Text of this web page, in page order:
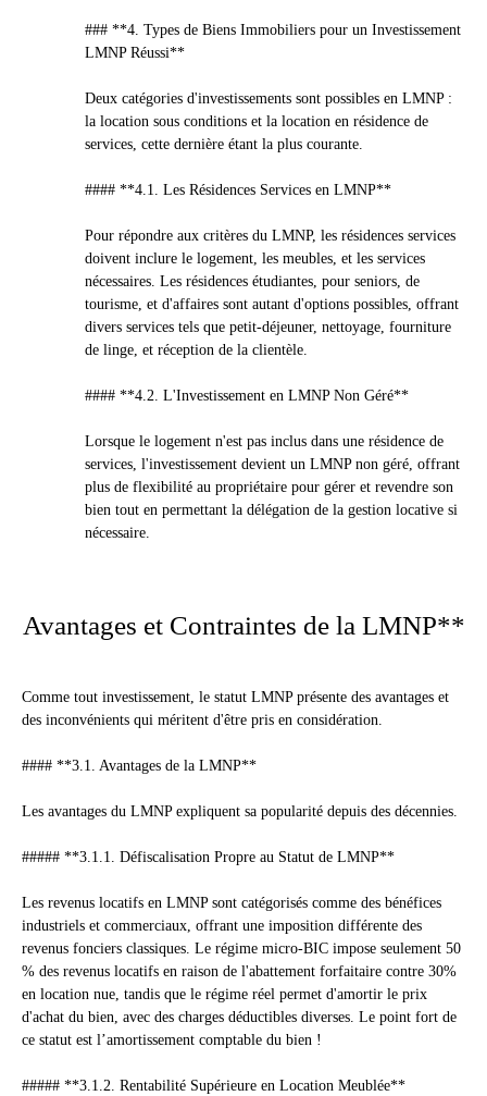
### **4. Types de Biens Immobiliers pour un Investissement
LMNP Réussi**
Deux catégories d'investissements sont possibles en LMNP :
la location sous conditions et la location en résidence de
services, cette dernière étant la plus courante.
#### **4.1. Les Résidences Services en LMNP**
Pour répondre aux critères du LMNP, les résidences services
doivent inclure le logement, les meubles, et les services
nécessaires. Les résidences étudiantes, pour seniors, de
tourisme, et d'affaires sont autant d'options possibles, offrant
divers services tels que petit-déjeuner, nettoyage, fourniture
de linge, et réception de la clientèle.
#### **4.2. L'Investissement en LMNP Non Géré**
Lorsque le logement n'est pas inclus dans une résidence de
services, l'investissement devient un LMNP non géré, offrant
plus de flexibilité au propriétaire pour gérer et revendre son
bien tout en permettant la délégation de la gestion locative si
nécessaire.
Avantages et Contraintes de la LMNP**
Comme tout investissement, le statut LMNP présente des avantages et
des inconvénients qui méritent d'être pris en considération.
#### **3.1. Avantages de la LMNP**
Les avantages du LMNP expliquent sa popularité depuis des décennies.
##### **3.1.1. Défiscalisation Propre au Statut de LMNP**
Les revenus locatifs en LMNP sont catégorisés comme des bénéfices
industriels et commerciaux, offrant une imposition différente des
revenus fonciers classiques. Le régime micro-BIC impose seulement 50
% des revenus locatifs en raison de l'abattement forfaitaire contre 30%
en location nue, tandis que le régime réel permet d'amortir le prix
d'achat du bien, avec des charges déductibles diverses. Le point fort de
ce statut est l’amortissement comptable du bien !
##### **3.1.2. Rentabilité Supérieure en Location Meublée**